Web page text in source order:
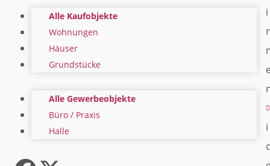
Alle Kaufobjekte
Wohnungen
Häuser
Grundstücke
Alle Gewerbeobjekte
Büro / Praxis
Halle
i
i